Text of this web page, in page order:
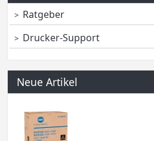
Ratgeber
Drucker-Support
Neue Artikel